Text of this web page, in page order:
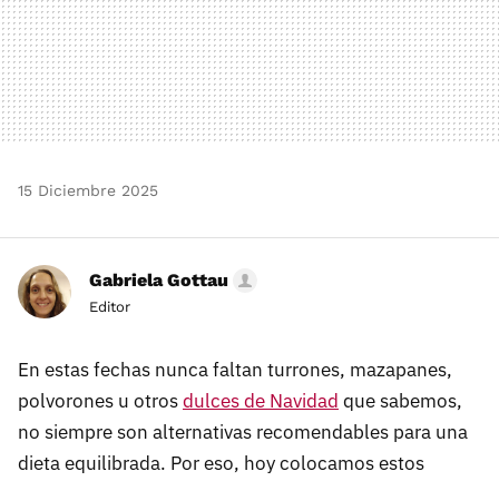
15 Diciembre 2025
Gabriela Gottau
Editor
En estas fechas nunca faltan turrones, mazapanes,
polvorones u otrosdulces de Navidad que sabemos,
no siempre son alternativas recomendables para una
dieta equilibrada. Por eso, hoy colocamos estos